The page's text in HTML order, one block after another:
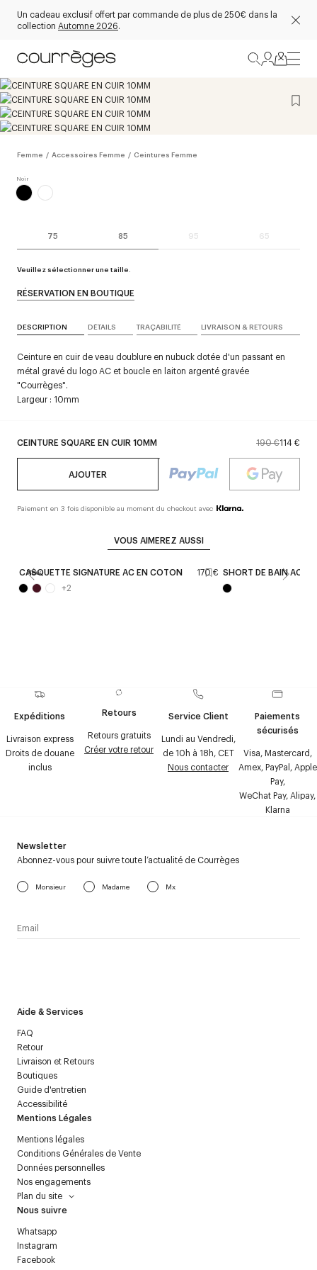
Un cadeau exclusif offert par commande de plus de 250€ dans la
collection Automne 2026.
Femme / Accessoires Femme / Ceintures Femme
75 85 95 65
Veuillez sélectionner une taille.
CEINTURE SQUARE EN CUIR 10MM 190 €114 €
AJOUTER
Paiement en 3 fois disponible au moment du checkout avec
RÉSERVATION EN BOUTIQUE
DESCRIPTION DÉTAILS TRAÇABILITÉ LIVRAISON & RETOURS
Ceinture en cuir de veau doublure en nubuck dotée d'un passant en
métal gravé du logo AC et boucle en laiton argenté gravée
"Courrèges".
Largeur : 10mm
VOUS AIMEREZ AUSSI
New
CASQUETTE SIGNATURE AC EN COTON
170 €
+2
SHORT DE BAIN AC
Expéditions
Livraison express
Droits de douane
inclus
Retours
Retours gratuits
Créer votre retour
Service Client
Lundi au Vendredi,
de 10h à 18h, CET
Nous contacter
Paiements
sécurisés
Visa, Mastercard,
Amex, PayPal, Apple
Pay,
WeChat Pay, Alipay,
Klarna
Aide & Services
FAQ
Retour
Livraison et Retours
Boutiques
Guide d'entretien
Accessibilité
Mentions Légales
Mentions légales
Conditions Générales de Vente
Données personnelles
Nos engagements
Plan du site
Nous suivre
Whatsapp
Instagram
Facebook
Newsletter
Abonnez-vous pour suivre toute l’actualité de Courrèges
Monsieur Madame Mx